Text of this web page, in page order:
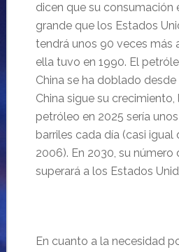
dicen que su consumación
grande que los Estados
tendrá unos 90 veces más
ella tuvo en 1990. El
China se ha doblado desde
China sigue su
petróleo en 2025 sería
barriles cada día (casi igual
2006). En 2030, su
superará a los Estados
En cuanto a la necesidad